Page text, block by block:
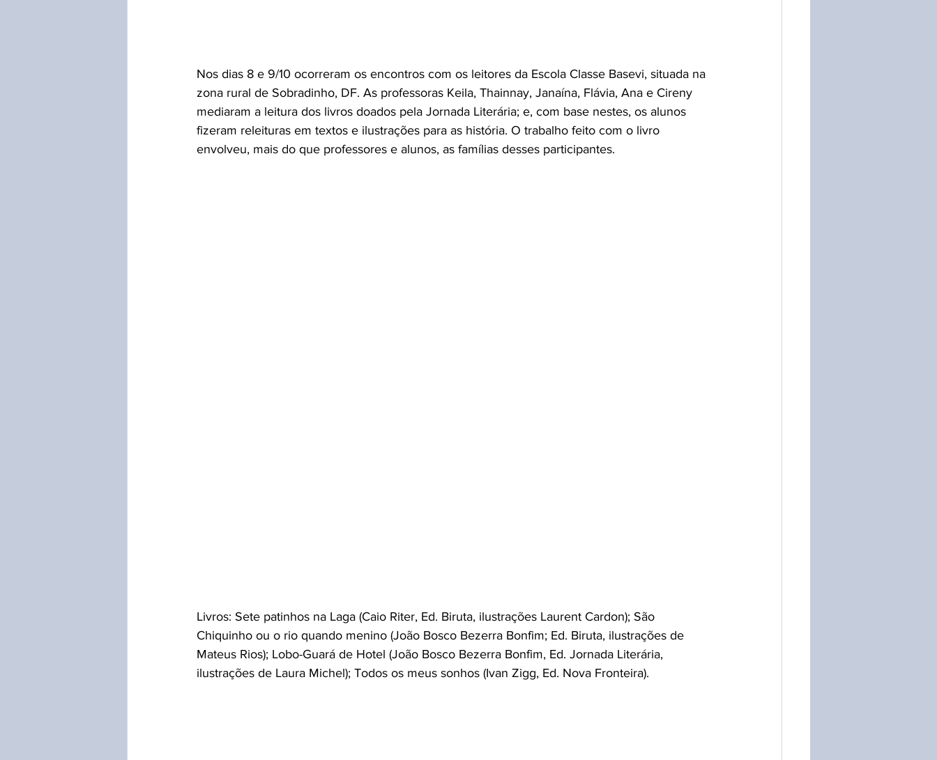
Nos dias 8 e 9/10 ocorreram os encontros com os leitores da Escola Classe Basevi, situada na
zona rural de Sobradinho, DF. As professoras Keila, Thainnay, Janaína, Flávia, Ana e Cireny
mediaram a leitura dos livros doados pela Jornada Literária; e, com base nestes, os alunos
fizeram releituras em textos e ilustrações para as história. O trabalho feito com o livro
envolveu, mais do que professores e alunos, as famílias desses participantes.
Livros: Sete patinhos na Laga (Caio Riter, Ed. Biruta, ilustrações Laurent Cardon); São
Chiquinho ou o rio quando menino (João Bosco Bezerra Bonfim; Ed. Biruta, ilustrações de
Mateus Rios); Lobo-Guará de Hotel (João Bosco Bezerra Bonfim, Ed. Jornada Literária,
ilustrações de Laura Michel); Todos os meus sonhos (Ivan Zigg, Ed. Nova Fronteira).